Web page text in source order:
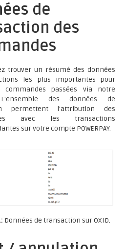
de
des
trouver un résumé des données
les plus importantes pour
commandes passées via notre
des données de
permettent l'attribution des
avec les transactions
sur votre compte POWERPAY.
Données de transaction sur OXID.